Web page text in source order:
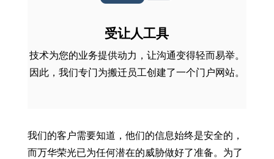
受让人工具
技术为您的业务提供动力，让沟通变得轻而易举。
因此，我们专门为搬迁员工创建了一个门户网站。
我们的客户需要知道，他们的信息始终是安全的，
而万华荣光已为任何潜在的威胁做好了准备。为了